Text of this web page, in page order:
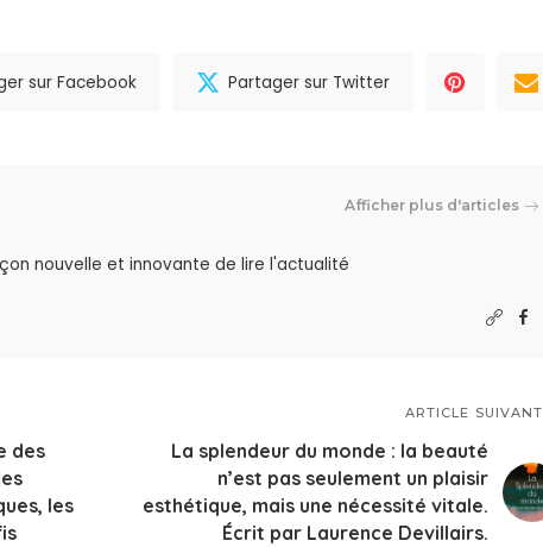
sur Facebook Partager sur Twitter
Afficher plus d'articles
nouvelle et innovante de lire l'actualité
des
les
ARTICLE SUIVANT
La splendeur du monde : la beauté
n’est pas seulement un plaisir
esthétique, mais une nécessité vitale.
Écrit par Laurence Devillairs.